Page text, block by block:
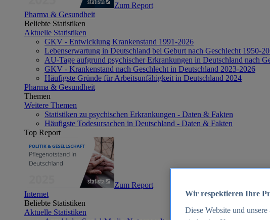
Zum Report
Pharma & Gesundheit
Beliebte Statistiken
Aktuelle Statistiken
GKV - Entwicklung Krankenstand 1991-2026
Lebenserwartung in Deutschland bei Geburt nach Geschlecht 1950-
AU-Tage aufgrund psychischer Erkrankungen in Deutschland nach
GKV - Krankenstand nach Geschlecht in Deutschland 2023-2026
Häufigste Gründe für Arbeitsunfähigkeit in Deutschland 2024
Pharma & Gesundheit
Themen
Weitere Themen
Statistiken zu psychischen Erkrankungen - Daten & Fakten
Häufigste Todesursachen in Deutschland - Daten & Fakten
Top Report
Zum Report
Internet
Beliebte Statistiken
Aktuelle Statistiken
Wir respektieren Ihre
Diese Website und unsere